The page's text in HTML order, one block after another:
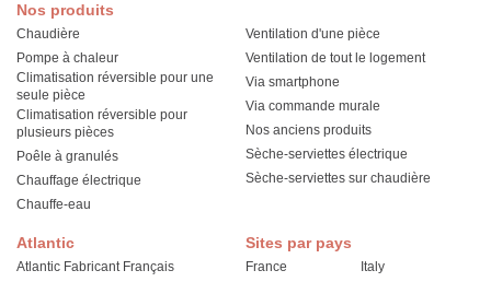
Atlantic
Atlantic Fabricant Français
Nos produits
Chaudière
Pompe à chaleur
Climatisation réversible pour une
seule pièce
Climatisation réversible pour
plusieurs pièces
Poêle à granulés
Chauffage électrique
Chauffe-eau
Ventilation d'une pièce
Ventilation de tout le logement
Via smartphone
Via commande murale
Nos anciens produits
Sèche-serviettes électrique
Sèche-serviettes sur chaudière
Sites par pays
France
Italy